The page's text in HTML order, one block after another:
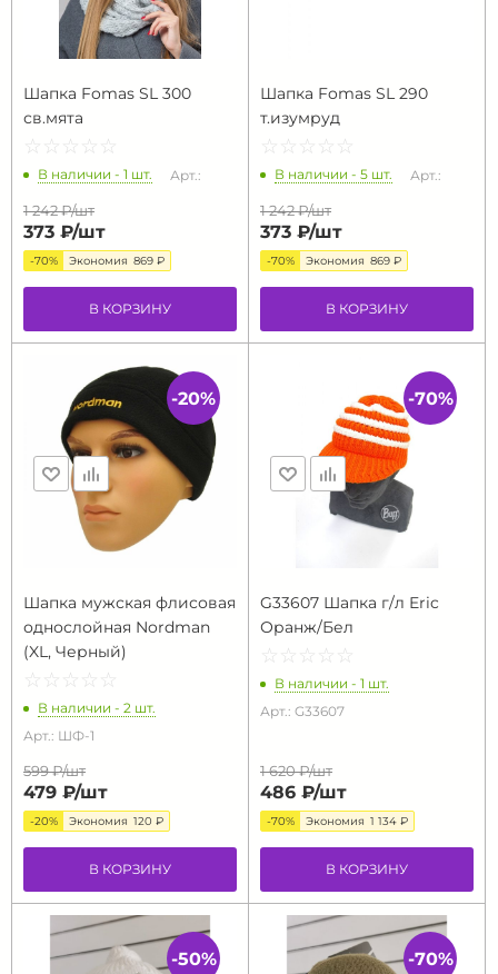
Шапка Fomas SL 300
св.мята
☆ ☆ ☆ ☆ ☆
★ ★ ★ ★ ★
В наличии - 1 шт. Арт.:
1 242 ₽/шт
373 ₽/шт
-70% Экономия 869 ₽
В КОРЗИНУ
Шапка Fomas SL 290
т.изумруд
☆ ☆ ☆ ☆ ☆
★ ★ ★ ★ ★
В наличии - 5 шт. Арт.:
1 242 ₽/шт
373 ₽/шт
-70% Экономия 869 ₽
В КОРЗИНУ
Шапка мужская флисовая
однослойная Nordman
(XL, Черный)
☆ ☆ ☆ ☆ ☆
★ ★ ★ ★ ★
В наличии - 2 шт.
Арт.: ШФ-1
599 ₽/шт
479 ₽/шт
-20% Экономия 120 ₽
В КОРЗИНУ
-20%
G33607 Шапка г/л Eric
Оранж/Бел
☆ ☆ ☆ ☆ ☆
★ ★ ★ ★ ★
В наличии - 1 шт.
Арт.: G33607
1 620 ₽/шт
486 ₽/шт
-70% Экономия 1 134 ₽
В КОРЗИНУ
-70%
-50% -70%